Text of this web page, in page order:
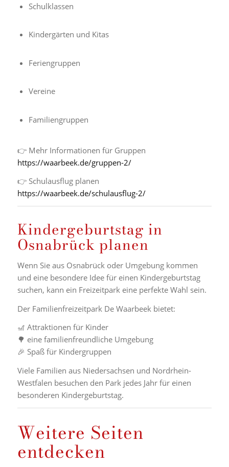
Schulklassen
Kindergärten und Kitas
Feriengruppen
Vereine
Familiengruppen
👉 Mehr Informationen für Gruppen
https://waarbeek.de/gruppen-2/
👉 Schulausflug planen
https://waarbeek.de/schulausflug-2/
Kindergeburtstag in
Osnabrück planen
Wenn Sie aus Osnabrück oder Umgebung kommen
und eine besondere Idee für einen Kindergeburtstag
suchen, kann ein Freizeitpark eine perfekte Wahl sein.
Der Familienfreizeitpark De Waarbeek bietet:
🎢 Attraktionen für Kinder
🌳 eine familienfreundliche Umgebung
🎉 Spaß für Kindergruppen
Viele Familien aus Niedersachsen und Nordrhein-
Westfalen besuchen den Park jedes Jahr für einen
besonderen Kindergeburtstag.
Weitere Seiten
entdecken